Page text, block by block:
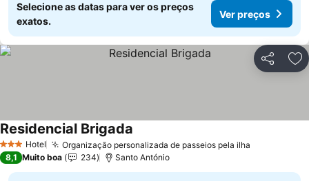
Selecione as datas para ver os preços
exatos.
Ver preços
Partilhar
3 EstrelasHotel Organização personalizada de passeios pela ilha
Residencial Brigada
8,1 Muito boa 234 Santo António